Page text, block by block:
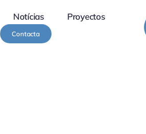
Notícias
Proyectos
Contacta